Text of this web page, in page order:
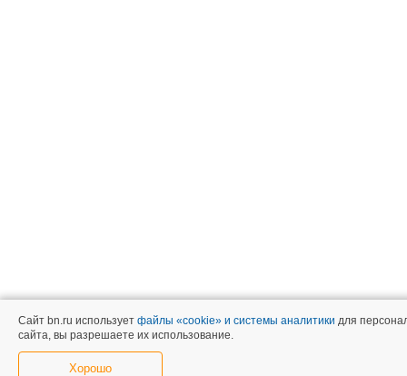
Сайт bn.ru использует файлы «cookie» и системы аналитики для
сайта, вы разрешаете их использование.
Хорошо